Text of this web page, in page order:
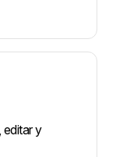
editar y